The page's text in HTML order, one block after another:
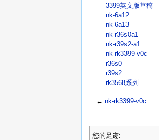
3399英文版草稿
nk-6a12
nk-6a13
nk-r36s0a1
nk-r39s2-a1
nk-rk3399-v0c
r36s0
r39s2
rk3568系列
← nk-rk3399-v0c
您的足迹: